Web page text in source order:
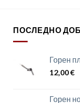
ПОСЛЕДНО
Горен
12,00€
Горен